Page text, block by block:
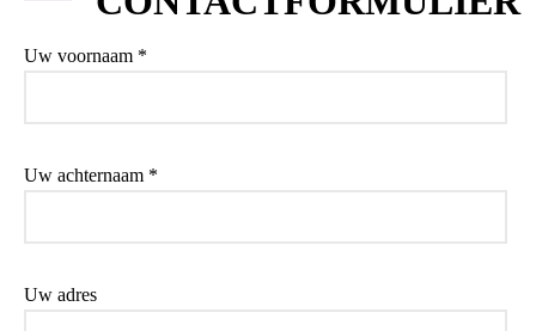
Uw voornaam *
Uw achternaam *
Uw adres